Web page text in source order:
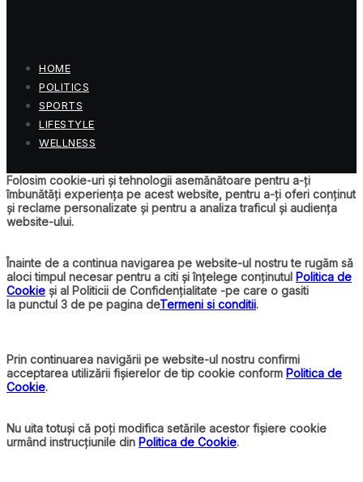
HOME
POLITICS
SPORTS
LIFESTYLE
WELLNESS
Folosim cookie-uri și tehnologii asemănătoare pentru a-ți
îmbunătăți experiența pe acest website, pentru a-ți oferi conținut
și reclame personalizate și pentru a analiza traficul și audiența
website-ului.
Înainte de a continua navigarea pe website-ul nostru te rugăm să
aloci timpul necesar pentru a citi și înțelege conținutul Politica de
Cookie și al Politicii de Confidențialitate -pe care o gasiti
la punctul 3 de pe pagina deTermeni si conditii.
Prin continuarea navigării pe website-ul nostru confirmi
acceptarea utilizării fișierelor de tip cookie conform Politica de
Cookie.
Nu uita totuși că poți modifica setările acestor fișiere cookie
urmând instrucțiunile din Politica de Cookie.